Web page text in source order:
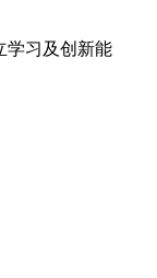
学习及创新能